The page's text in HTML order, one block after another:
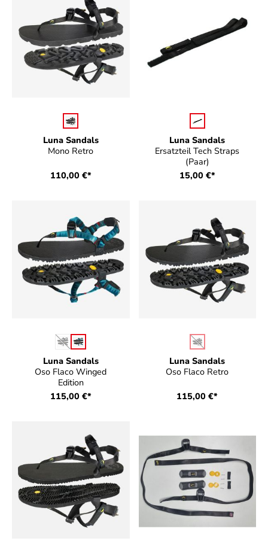
Luna Sandals
Mono Retro
Farbeauswählen
110,00 €*
Luna Sandals
Ersatzteil Tech Straps
(Paar)
auswählen
15,00 €*
Luna Sandals
Oso Flaco Winged
Edition
auswählen
(Diese Option ist zurzeit nicht verfügbar.)
115,00 €*
Luna Sandals
Oso Flaco Retro
Farbeauswählen
(Diese Option ist
115,00 €*